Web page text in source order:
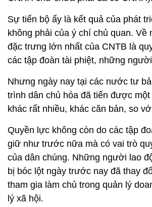
Sự tiến bộ ấy là kết quả của phát
không phải của ý chí chủ quan. Về
đặc trưng lớn nhất của CNTB là
các tập đoàn tài phiệt, những
Nhưng ngày nay tại các nước tư
trình dân chủ hóa đã tiến được
khác rất nhiều, khác căn bản, so
Quyền lực không còn do các tập
giữ như trước nữa mà có vai trò
của dân chúng. Những người lao
bị bóc lột ngày trước nay đã thay
tham gia làm chủ trong quản lý
lý xã hội.